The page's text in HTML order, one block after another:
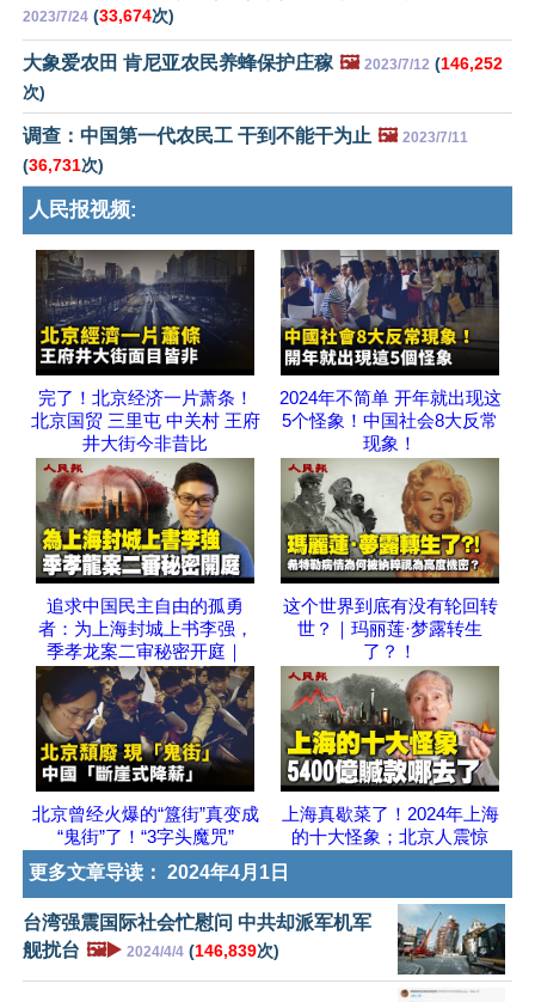
2023/7/24 (33,674次)
大象爱农田 肯尼亚农民养蜂保护庄稼 🖼️ 2023/7/12 (146,252
次)
调查：中国第一代农民工 干到不能干为止 🖼️ 2023/7/11
(36,731次)
人民报视频:
完了！北京经济一片萧条！
北京国贸 三里屯 中关村 王府
井大街今非昔比
2024年不简单 开年就出现这
5个怪象！中国社会8大反常
现象！
追求中国民主自由的孤勇
者：为上海封城上书李强，
季孝龙案二审秘密开庭｜
这个世界到底有没有轮回转
世？｜玛丽莲·梦露转生
了？！
北京曾经火爆的“簋街”真变成
“鬼街”了！“3字头魔咒”
上海真歇菜了！2024年上海
的十大怪象；北京人震惊
更多文章导读： 2024年4月1日
台湾强震国际社会忙慰问 中共却派军机军
舰扰台 🖼️▶️ 2024/4/4 (146,839次)